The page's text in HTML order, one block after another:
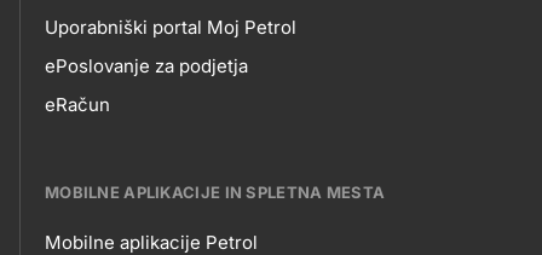
EPOSLOVANJE
Uporabniški portal Moj Petrol
ePoslovanje za podjetja
eRačun
MOBILNE APLIKACIJE IN SPLETNA MESTA
Mobilne aplikacije Petrol